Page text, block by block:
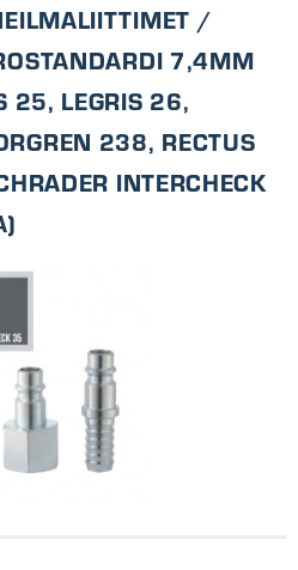
/
7,4MM
25, LEGRIS 26,
238, RECTUS
INTERCHECK